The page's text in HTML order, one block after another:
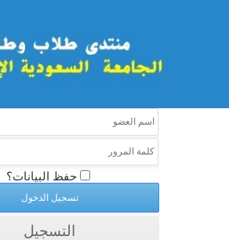
حفظ البيانات؟
التسجيل